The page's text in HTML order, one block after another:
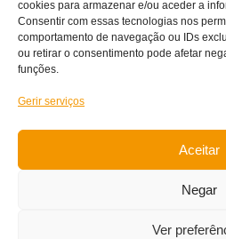
cookies para armazenar e/ou aceder a
Consentir com essas tecnologias nos
comportamento de navegação ou IDs
ou retirar o consentimento pode afetar
funções.
Gerir serviços
Aceitar
Negar
Ver
Políticas & Condições
Política de Cookies
Condições de Garantia
Condições de Trocas/Devoluções